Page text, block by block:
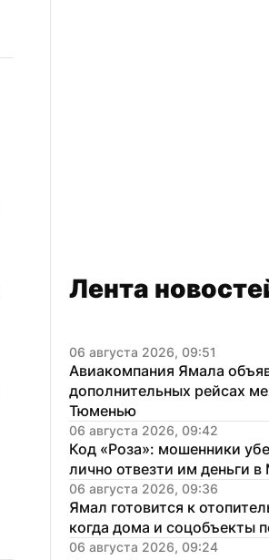
Лента
06 августа 2026, 09:51
Авиакомпания Ямала
дополнительных рейсах
Тюменью
06 августа 2026, 09:42
Код «Роза»: мошенники
лично отвезти им деньги в
06 августа 2026, 09:36
Ямал готовится к
когда дома и соцобъекты
06 августа 2026, 09:24